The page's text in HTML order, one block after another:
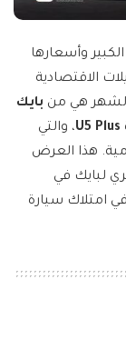
وأسعارها
الاقتصادية
الشهر هي من بايك
U5 Plus، والتي
هذا العرض
لبايك في
في امتلاك سيارة